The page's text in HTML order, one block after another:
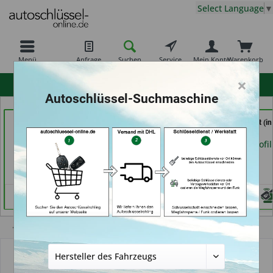
Menü Anfrage Suchen Service Warenkorb
Mein Konto
Select Language ▼
Sicherheitstechnik &
Schlüsseldienst (in
Berlin)
Händlerprofil
RAPID Service (in
Fellbach)
Händlerprofil
Service Punkt (in
Bremen)
Händlerprofil
Autoschlüssel ohne Funk
×
Autoschlüssel-Suchmaschine